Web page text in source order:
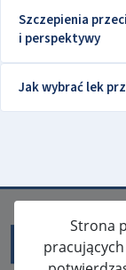
Szczepienia
i perspektywy
Jak wybrać lek
Strona